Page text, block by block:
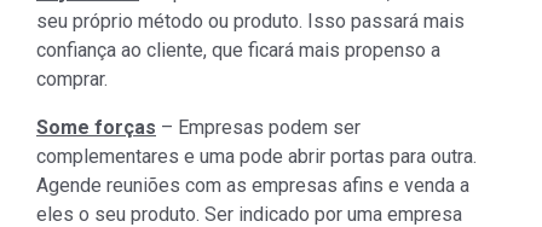
seu próprio método ou produto. Isso passará mais
confiança ao cliente, que ficará mais propenso a
comprar.
Some forças – Empresas podem ser
complementares e uma pode abrir portas para outra.
Agende reuniões com as empresas afins e venda a
eles o seu produto. Ser indicado por uma empresa